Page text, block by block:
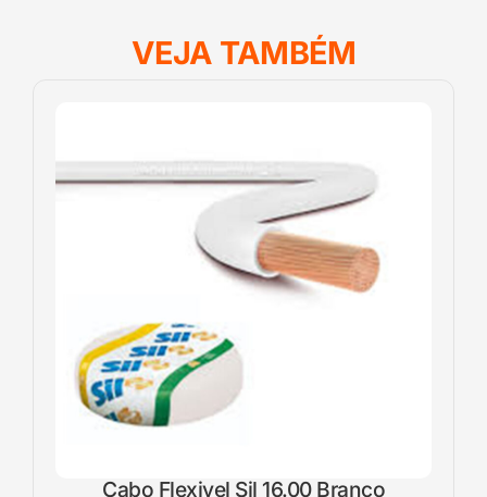
VEJA TAMBÉM
Cabo Flexivel Sil 16.00 Branco